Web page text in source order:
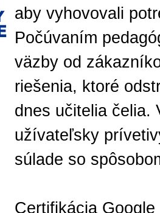
aby vyhovovali
Počúvaním
väzby od
riešenia, ktoré
dnes učitelia čelia.
užívateľsky
súlade so
Certifikácia